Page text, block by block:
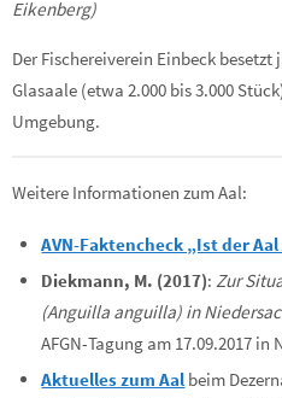
Eikenberg)
Der Fischereiverein Einbeck
Glasaale (etwa 2.000 bis 3.000
Umgebung.
Weitere Informationen zum Aal:
AVN-Faktencheck „Ist der
Diekmann, M. (2017):Zur
(Anguilla anguilla) in
AFGN-Tagung am 17.09.2017 in
Aktuelles zum Aal beim